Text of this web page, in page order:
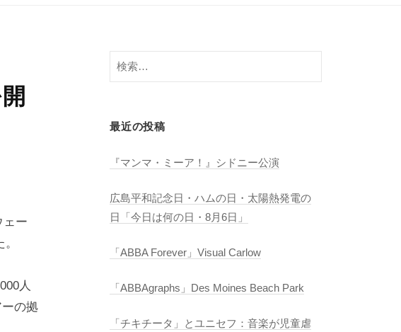
ェー
人
の拠
検
索:
最近の投稿
『マンマ・ミーア！』シドニー公演
広島平和記念日・ハムの日・太陽熱発電の
日「今日は何の日・8月6日」
「ABBA Forever」Visual Carlow
「ABBAgraphs」Des Moines Beach Park
「チキチータ」とユニセフ：音楽が児童虐